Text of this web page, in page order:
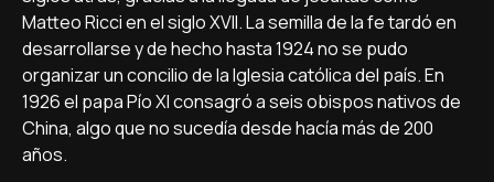
Matteo Ricci en el siglo XVII. La semilla de la fe tardó en
desarrollarse y de hecho hasta 1924 no se pudo
organizar un concilio de la Iglesia católica del país. En
1926 el papa Pío XI consagró a seis obispos nativos de
China, algo que no sucedía desde hacía más de 200
años.